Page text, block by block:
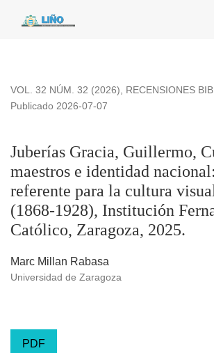
Juberías Gracia, Guillermo, Culto a los
VOL. 32 NÚM. 32 (2026), RECENSIONES
Juberías Gracia, Guillermo,
maestros e identidad
referente para la cultura
(1868-1928), Institución
Católico, Zaragoza, 2025.
Publicado 2026-07-07
Marc Millan Rabasa
Universidad de Zaragoza
PDF